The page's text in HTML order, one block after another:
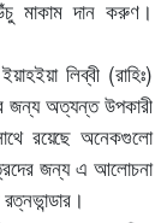
মাকাম দান করুণ।
লিব্বী (রাহিঃ)
জন্য অত্যন্ত উপকারী
রয়েছে অনেকগুলো
জন্য এ আলোচনা